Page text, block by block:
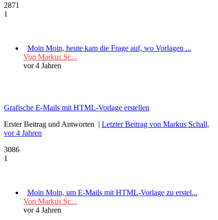
2871
1
Moin Moin, heute kam die Frage auf, wo Vorlagen ...
Von Markus Sc...
vor 4 Jahren
Grafische E-Mails mit HTML-Vorlage erstellen
Erster Beitrag und Antworten | Letzter Beitrag von Markus Schall,
vor 4 Jahren
3086
1
Moin Moin, um E-Mails mit HTML-Vorlage zu erstel...
Von Markus Sc...
vor 4 Jahren